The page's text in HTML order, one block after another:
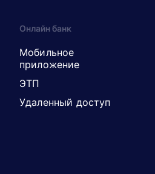
Онлайн банк
Мобильное
приложение
ЭТП
Удаленный доступ